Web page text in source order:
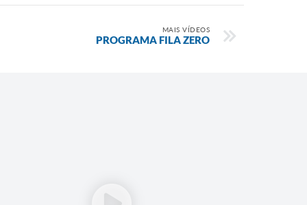
MAIS VÍDEOS
PROGRAMA FILA ZERO